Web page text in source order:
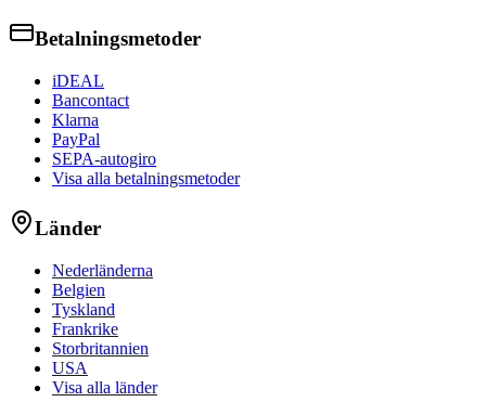
Betalningsmetoder
iDEAL
Bancontact
Klarna
PayPal
SEPA-autogiro
Visa alla betalningsmetoder
Länder
Nederländerna
Belgien
Tyskland
Frankrike
Storbritannien
USA
Visa alla länder